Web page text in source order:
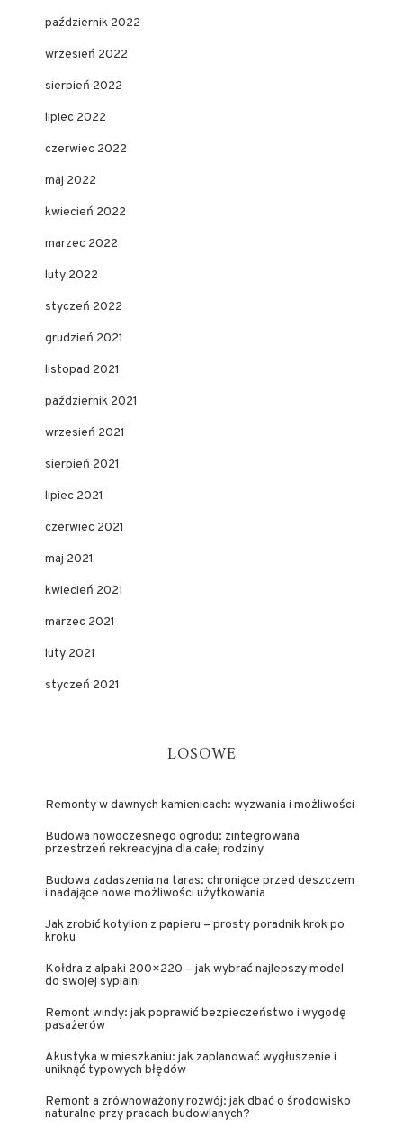
październik 2022
wrzesień 2022
sierpień 2022
lipiec 2022
czerwiec 2022
maj 2022
kwiecień 2022
marzec 2022
luty 2022
styczeń 2022
grudzień 2021
listopad 2021
październik 2021
wrzesień 2021
sierpień 2021
lipiec 2021
czerwiec 2021
maj 2021
kwiecień 2021
marzec 2021
luty 2021
styczeń 2021
LOSOWE
Remonty w dawnych kamienicach: wyzwania i możliwości
Budowa nowoczesnego ogrodu: zintegrowana
przestrzeń rekreacyjna dla całej rodziny
Budowa zadaszenia na taras: chroniące przed deszczem
i nadające nowe możliwości użytkowania
Jak zrobić kotylion z papieru – prosty poradnik krok po
kroku
Kołdra z alpaki 200×220 – jak wybrać najlepszy model
do swojej sypialni
Remont windy: jak poprawić bezpieczeństwo i wygodę
pasażerów
Akustyka w mieszkaniu: jak zaplanować wygłuszenie i
uniknąć typowych błędów
Remont a zrównoważony rozwój: jak dbać o środowisko
naturalne przy pracach budowlanych?